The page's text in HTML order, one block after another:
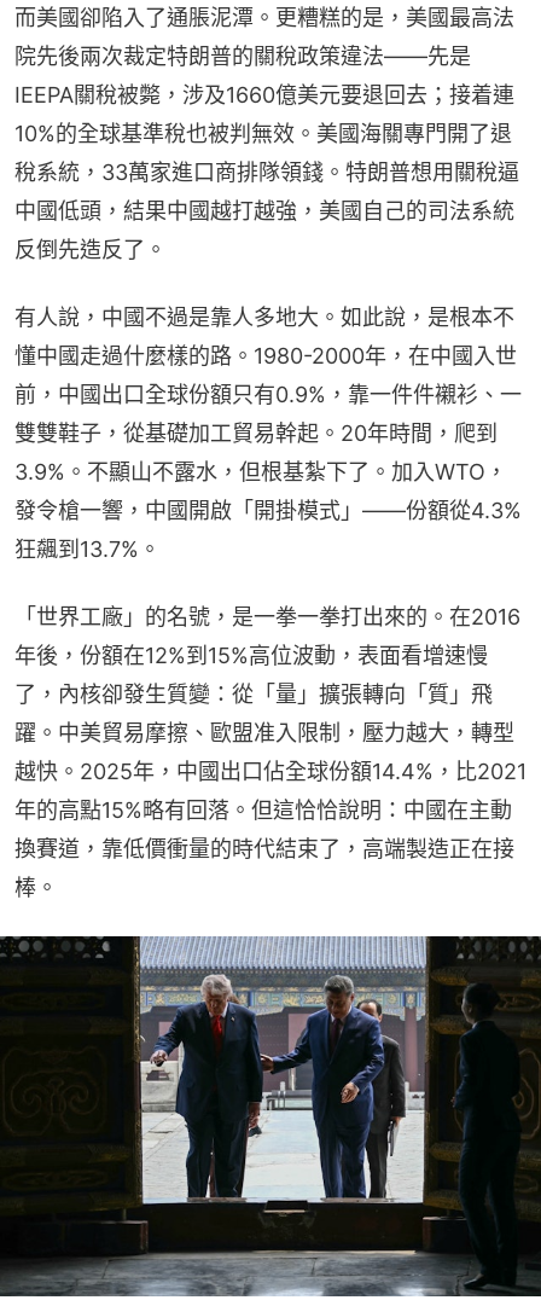
而美國卻陷入了通脹泥潭。更糟糕的是，美國最高法
院先後兩次裁定特朗普的關稅政策違法——先是
IEEPA關稅被斃，涉及1660億美元要退回去；接着連
10%的全球基準稅也被判無效。美國海關專門開了退
稅系統，33萬家進口商排隊領錢。特朗普想用關稅逼
中國低頭，結果中國越打越強，美國自己的司法系統
反倒先造反了。
有人說，中國不過是靠人多地大。如此說，是根本不
懂中國走過什麼樣的路。1980-2000年，在中國入世
前，中國出口全球份額只有0.9%，靠一件件襯衫、一
雙雙鞋子，從基礎加工貿易幹起。20年時間，爬到
3.9%。不顯山不露水，但根基紮下了。加入WTO，
發令槍一響，中國開啟「開掛模式」——份額從4.3%
狂飆到13.7%。
「世界工廠」的名號，是一拳一拳打出來的。在2016
年後，份額在12%到15%高位波動，表面看增速慢
了，內核卻發生質變：從「量」擴張轉向「質」飛
躍。中美貿易摩擦、歐盟准入限制，壓力越大，轉型
越快。2025年，中國出口佔全球份額14.4%，比2021
年的高點15%略有回落。但這恰恰說明：中國在主動
換賽道，靠低價衝量的時代結束了，高端製造正在接
棒。